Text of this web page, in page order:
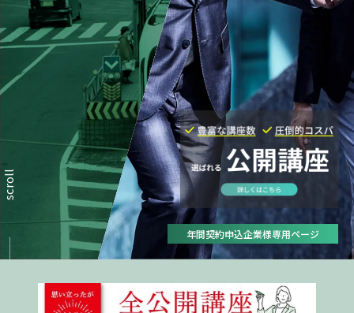
scroll
年間契約申込企業様専用ページ